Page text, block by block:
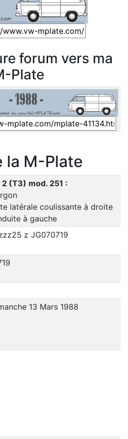
forum vers ma
Plate
la M-Plate
2 (T3) mod. 251 :
latérale coulissante à droite
à gauche
z JG070719
13 Mars 1988